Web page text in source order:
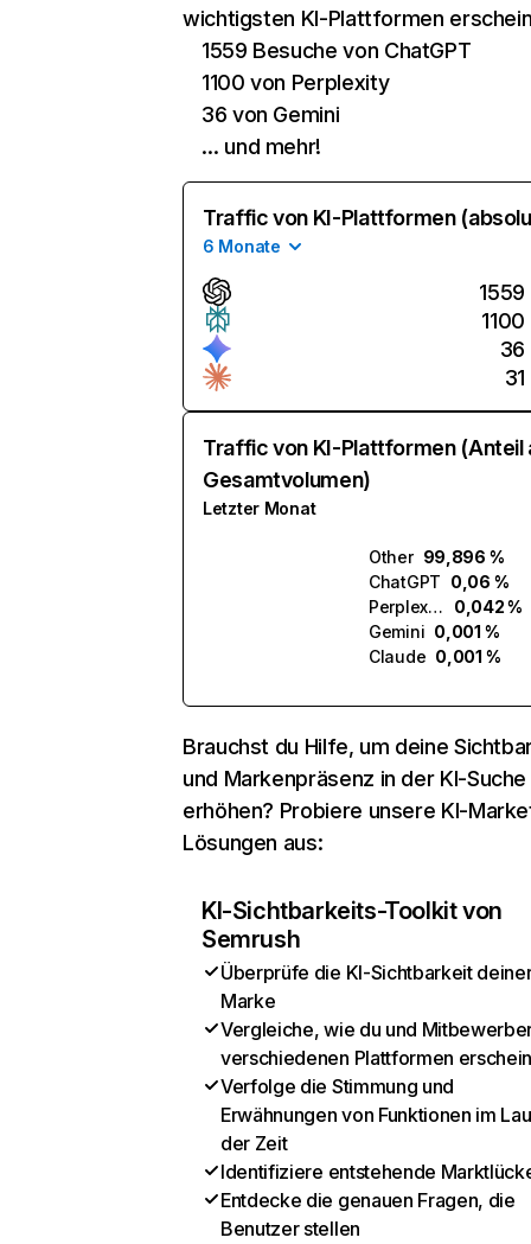
wichtigsten KI-Plattformen
1559 Besuche von ChatGPT
1100 von Perplexity
36 von Gemini
… und mehr!
Traffic von KI-Plattformen
6 Monate
1559
1100
36
31
Traffic von KI-Plattformen (Anteil
Gesamtvolumen)
Letzter Monat
Other 99,896 %
ChatGPT 0,06 %
Perplexity
0,042 %
Gemini 0,001 %
Claude 0,001 %
Brauchst du Hilfe, um deine
und Markenpräsenz in der KI-Suche
erhöhen? Probiere unsere KI-
Lösungen aus:
KI-Sichtbarkeits-Toolkit von
Semrush
Überprüfe die KI-Sichtbarkeit
Marke
Vergleiche, wie du und
verschiedenen Plattformen
Verfolge die Stimmung und
Erwähnungen von Funktionen im
der Zeit
Identifiziere entstehende
Entdecke die genauen Fragen, die
Benutzer stellen